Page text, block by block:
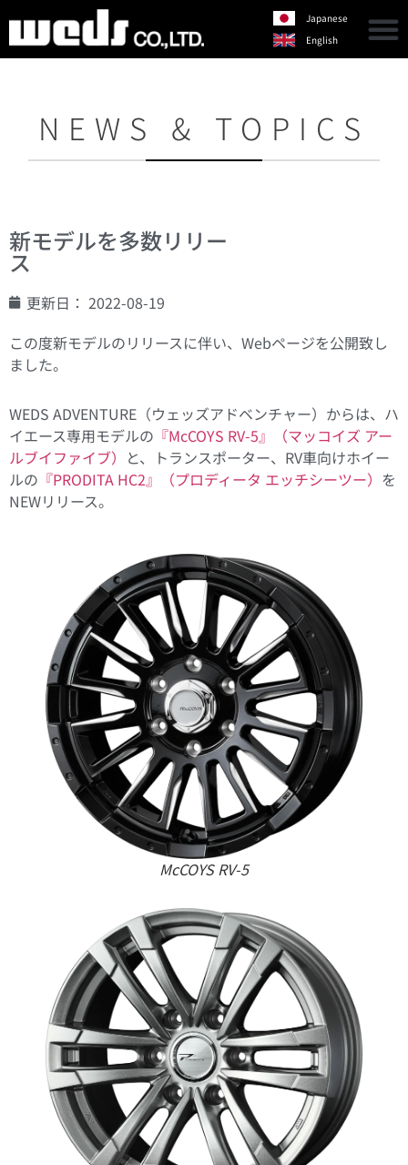
Japanese
English
NEWS & TOPICS
新モデルを多数リリー
ス
更新日： 2022-08-19
この度新モデルのリリースに伴い、Webページを公開致し
ました。
WEDS ADVENTURE（ウェッズアドベンチャー）からは、ハ
イエース専用モデルの 『McCOYS RV-5』（マッコイズ アー
ルブイファイブ） と、トランスポーター、RV車向けホイー
ルの 『PRODITA HC2』（プロディータ エッチシーツー） を
NEWリリース。
McCOYS RV-5